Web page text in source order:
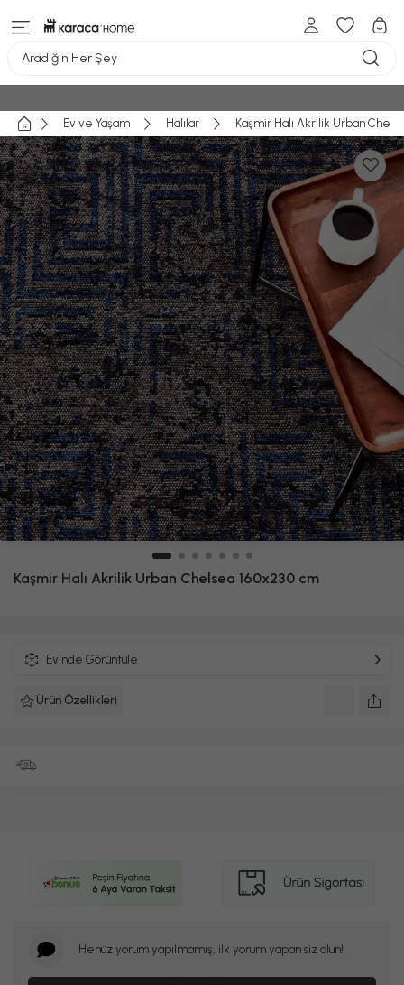
Aradığın Her Şey
Ev ve Yaşam Halılar Kaşmir Halı Akrilik Urban
Kaşmir Halı Akrilik Urban Chelsea 160x230 cm
Evinde Görüntüle
Ürün Özellikleri
Henüz yorum yapılmamış, ilk yorum yapan siz olun!